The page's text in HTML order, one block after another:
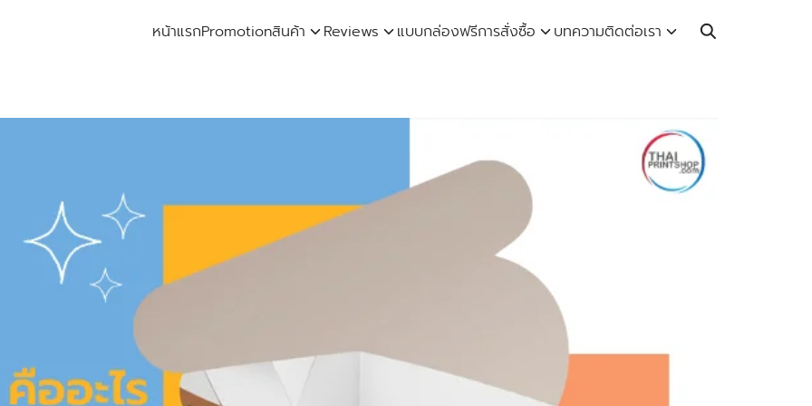
หน้าแรกPromotionสินค้า Reviews แบบกล่องฟรีการสั่งซื้อ บทความติดต่อเรา